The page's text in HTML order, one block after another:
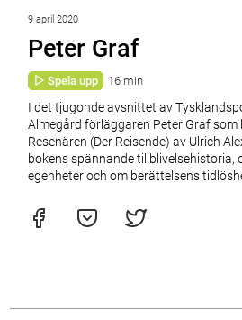
9 april 2020
Peter Graf
Spela upp 16 min
I det tjugonde avsnittet av
Almegård förläggaren Peter Graf
Resenären (Der Reisende) av Ulrich
bokens spännande tillblivelsehistoria,
egenheter och om berättelsens